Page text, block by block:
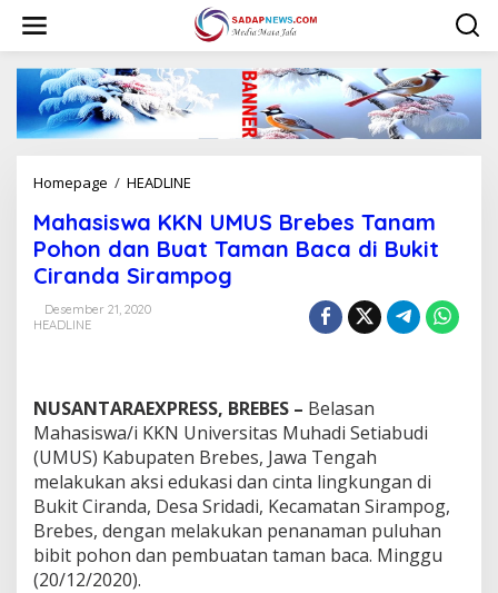
w
Homepage / HEADLINE
h
a
s
i
N
U
M
U
S
B
r
e
b
Mahasiswa KKN UMUS Brebes Tanam
Pohon dan Buat Taman Baca di Bukit
Ciranda Sirampog
Desember 21, 2020
HEADLINE
NUSANTARAEXPRESS, BREBES – Belasan
Mahasiswa/i KKN Universitas Muhadi Setiabudi
(UMUS) Kabupaten Brebes, Jawa Tengah
melakukan aksi edukasi dan cinta lingkungan di
Bukit Ciranda, Desa Sridadi, Kecamatan Sirampog,
Brebes, dengan melakukan penanaman puluhan
bibit pohon dan pembuatan taman baca. Minggu
(20/12/2020).